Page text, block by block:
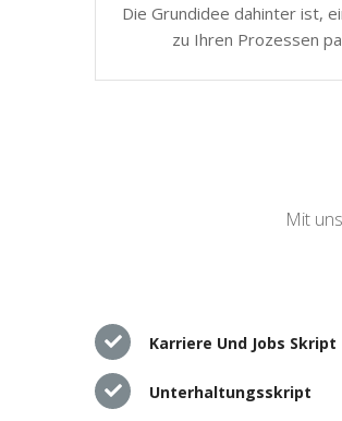
Die Grundidee dahinter ist,
zu Ihren Prozessen
Mit
Karriere Und Jobs Skript
Unterhaltungsskript